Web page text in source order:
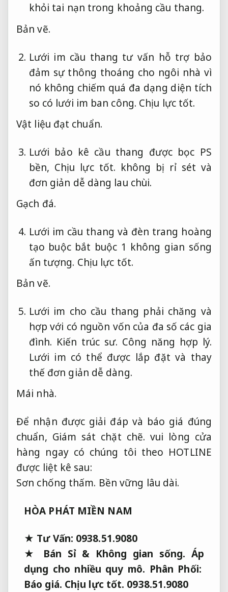
khỏi tai nạn trong khoảng cầu thang.
Bản vẽ.
Lưới im cầu thang tư vấn hỗ trợ bảo
đảm sự thông thoáng cho ngôi nhà vì
nó không chiếm quá đa dạng diện tích
so có lưới im ban công. Chịu lực tốt.
Vật liệu đạt chuẩn.
Lưới bảo kê cầu thang được bọc PS
bền, Chịu lực tốt. không bị rỉ sét và
đơn giản dễ dàng lau chùi.
Gạch đá.
Lưới im cầu thang và đèn trang hoàng
tạo buộc bắt buộc 1 không gian sống
ấn tượng. Chịu lực tốt.
Bản vẽ.
Lưới im cho cầu thang phải chăng và
hợp với có nguồn vốn của đa số các gia
đình. Kiến trúc sư. Công năng hợp lý.
Lưới im có thể được lắp đặt và thay
thế đơn giản dễ dàng.
Mái nhà.
Để nhận được giải đáp và báo giá đúng
chuẩn, Giám sát chặt chẽ. vui lòng cửa
hàng ngay có chúng tôi theo HOTLINE
được liệt kê sau:
Sơn chống thấm. Bền vững lâu dài.
HÒA PHÁT MIỀN NAM
★ Tư Vấn: 0938.51.9080
★ Bán Sỉ & Không gian sống. Áp
dụng cho nhiều quy mô. Phân Phối:
Báo giá. Chịu lực tốt. 0938.51.9080